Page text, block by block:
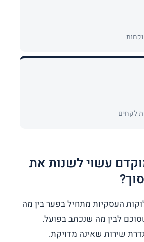
לקחים
עשוי לשנות את
העסקיות מתחיל בפער בין מה
לבין מה שנכתב בפועל.
שירות שאינה מדויקת.